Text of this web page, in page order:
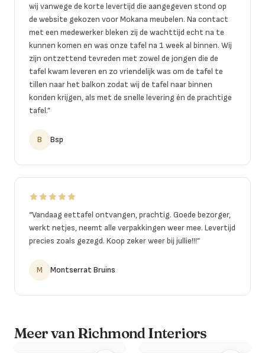
wij vanwege de korte levertijd die aangegeven stond op
de website gekozen voor Mokana meubelen. Na contact
met een medewerker bleken zij de wachttijd echt na te
kunnen komen en was onze tafel na 1 week al binnen. Wij
zijn ontzettend tevreden met zowel de jongen die de
tafel kwam leveren en zo vriendelijk was om de tafel te
tillen naar het balkon zodat wij de tafel naar binnen
konden krijgen, als met de snelle levering én de prachtige
tafel.”
B Bsp
“Vandaag eettafel ontvangen, prachtig. Goede bezorger,
werkt netjes, neemt alle verpakkingen weer mee. Levertijd
precies zoals gezegd. Koop zeker weer bij jullie!!!”
M Montserrat Bruins
Meer van Richmond Interiors